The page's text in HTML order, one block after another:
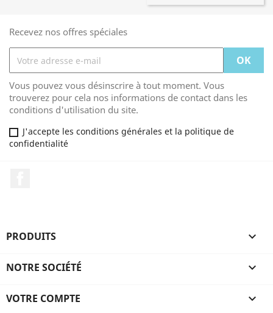
Recevez nos offres spéciales
Vous pouvez vous désinscrire à tout moment. Vous
trouverez pour cela nos informations de contact dans les
conditions d'utilisation du site.
J'accepte les conditions générales et la politique de
confidentialité
PRODUITS 
NOTRE SOCIÉTÉ 
VOTRE COMPTE 